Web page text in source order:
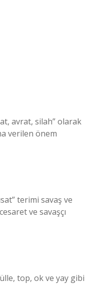
avrat, silah” olarak
verilen önem
terimi savaş ve
ve savaşçı
top, ok ve yay gibi